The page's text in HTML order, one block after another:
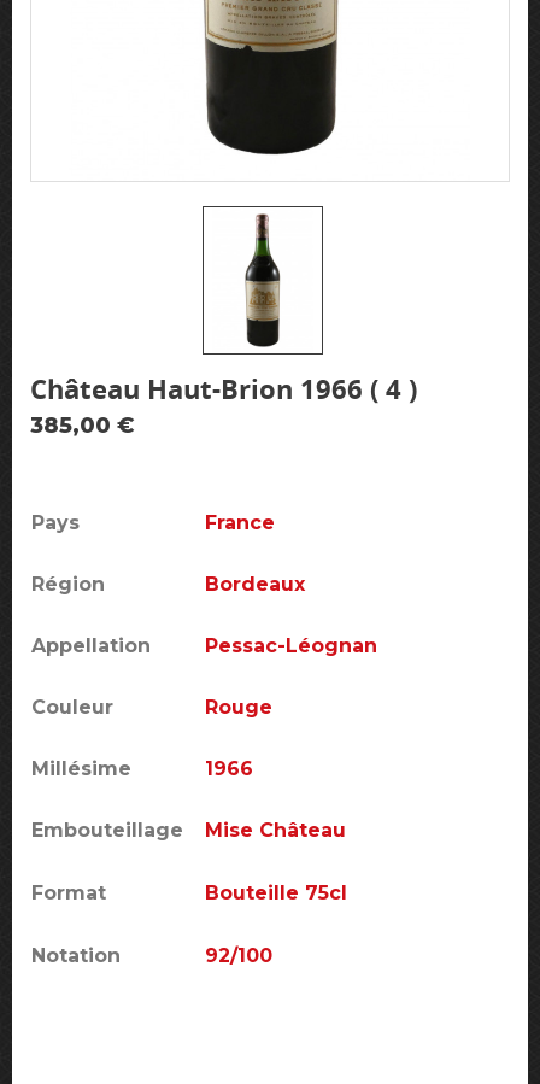
Château Haut-Brion 1966 ( 4 )
385,00 €
Pays France
Région Bordeaux
Appellation Pessac-Léognan
Couleur Rouge
Millésime 1966
Embouteillage Mise Château
Format Bouteille 75cl
Notation 92/100